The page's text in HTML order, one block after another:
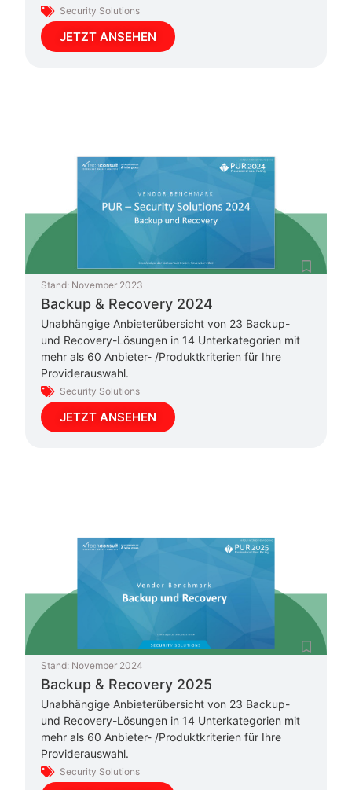
Security Solutions
JETZT ANSEHEN
Stand: November 2023
Backup & Recovery 2024
Unabhängige Anbieterübersicht von 23 Backup-
und Recovery-Lösungen in 14 Unterkategorien mit
mehr als 60 Anbieter- /Produktkriterien für Ihre
Providerauswahl.
Security Solutions
JETZT ANSEHEN
Stand: November 2024
Backup & Recovery 2025
Unabhängige Anbieterübersicht von 23 Backup-
und Recovery-Lösungen in 14 Unterkategorien mit
mehr als 60 Anbieter- /Produktkriterien für Ihre
Providerauswahl.
Security Solutions